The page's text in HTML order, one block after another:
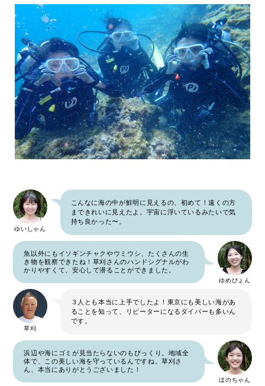
ゆいしゃん
こんなに海の中が鮮明に見えるの、初めて！遠くの方
まできれいに見えたよ。宇宙に浮いているみたいで気
持ち良かった〜。
ゆめぴょん
魚以外にもイソギンチャクやウミウシ、たくさんの生
き物を観察できたね！草刈さんのハンドシグナルがわ
かりやすくて、安心して潜ることができました。
草刈
３人とも本当に上手でしたよ！東京にも美しい海があ
ることを知って、リピーターになるダイバーも多いん
です。
ほのちゃん
浜辺や海にゴミが見当たらないのもびっくり。地域全
体で、この美しい海を守っているんですね。草刈さ
ん、本当にありがとうございました！